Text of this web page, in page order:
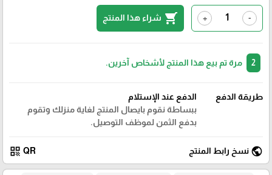
-
+
shopping_cart شراء هذا المنتج
مرة تم بيع هذا المنتج لأشخاص آخرين.
طريقة الدفع
الدفع عند الإستلام
ببساطة نقوم بايصال المنتج لغاية منزلك وتقوم
بدفع الثمن لموظف التوصيل.
public نسخ رابط المنتج QR
qr_code